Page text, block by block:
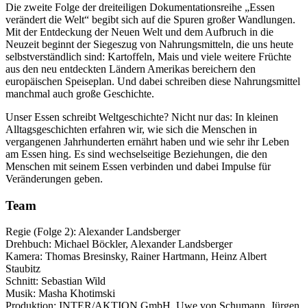
Die zweite Folge der dreiteiligen Dokumentationsreihe „Essen
verändert die Welt“ begibt sich auf die Spuren großer Wandlungen.
Mit der Entdeckung der Neuen Welt und dem Aufbruch in die
Neuzeit beginnt der Siegeszug von Nahrungsmitteln, die uns heute
selbstverständlich sind: Kartoffeln, Mais und viele weitere Früchte
aus den neu entdeckten Ländern Amerikas bereichern den
europäischen Speiseplan. Und dabei schreiben diese Nahrungsmittel
manchmal auch große Geschichte.
Unser Essen schreibt Weltgeschichte? Nicht nur das: In kleinen
Alltagsgeschichten erfahren wir, wie sich die Menschen in
vergangenen Jahrhunderten ernährt haben und wie sehr ihr Leben
am Essen hing. Es sind wechselseitige Beziehungen, die den
Menschen mit seinem Essen verbinden und dabei Impulse für
Veränderungen geben.
Team
Regie (Folge 2): Alexander Landsberger
Drehbuch: Michael Böckler, Alexander Landsberger
Kamera: Thomas Bresinsky, Rainer Hartmann, Heinz Albert
Staubitz
Schnitt: Sebastian Wild
Musik: Masha Khotimski